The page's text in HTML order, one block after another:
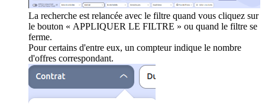
La recherche est relancée avec le filtre quand vous cliquez sur
le bouton « APPLIQUER LE FILTRE » ou quand le filtre se
ferme.
Pour certains d'entre eux, un compteur indique le nombre
d'offres correspondant.